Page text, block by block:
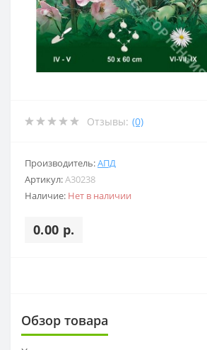
Отзывы: (0)
Производитель:АПД
Артикул:A30238
Наличие: Нет в наличии
0.00 р.
Обзор товара